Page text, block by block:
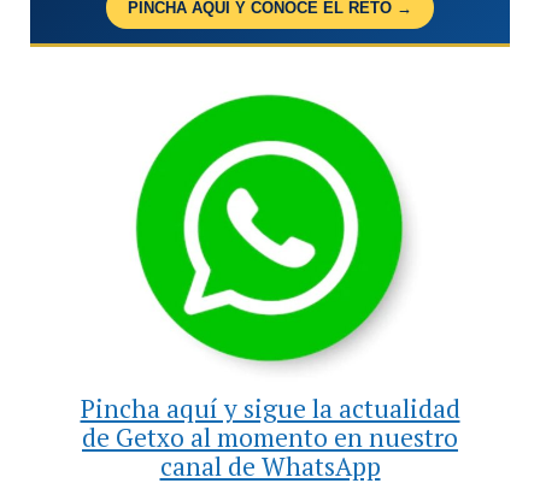
PINCHA AQUÍ Y CONOCE EL RETO →
Pincha aquí y sigue la actualidad
de Getxo al momento en nuestro
canal de WhatsApp